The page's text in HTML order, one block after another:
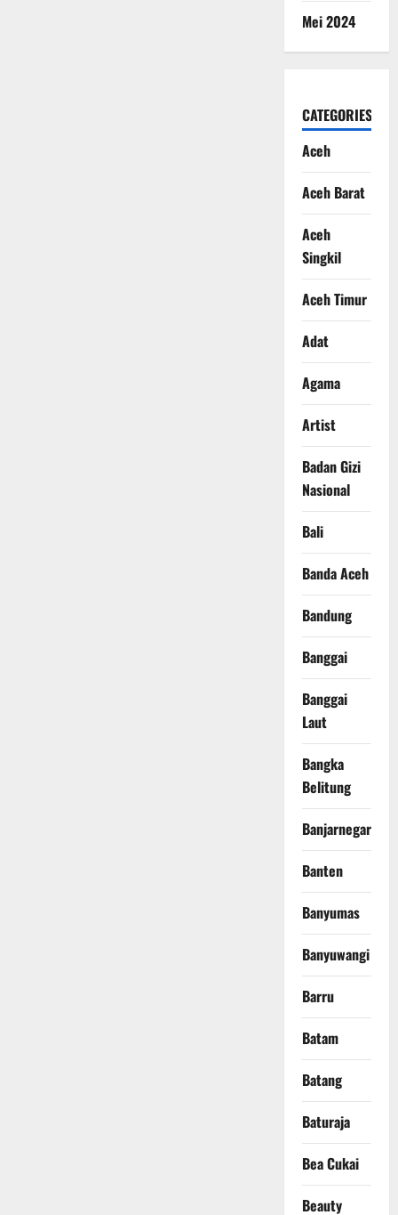
Mei 2024
CATEGORIES
Aceh
Aceh Barat
Aceh
Singkil
Aceh Timur
Adat
Agama
Artist
Badan Gizi
Nasional
Bali
Banda Aceh
Bandung
Banggai
Banggai
Laut
Bangka
Belitung
Banjarnegara
Banten
Banyumas
Banyuwangi
Barru
Batam
Batang
Baturaja
Bea Cukai
Beauty